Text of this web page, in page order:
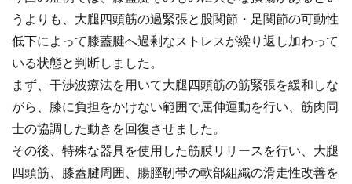
うよりも、大腿四頭筋の過緊張と股関節・足関節の可動性
低下によって膝蓋腱へ過剰なストレスが繰り返し加わって
いる状態と判断しました。
まず、干渉波療法を用いて大腿四頭筋の筋緊張を緩和しな
がら、膝に負担をかけない範囲で屈伸運動を行い、筋肉同
士の協調した動きを回復させました。
その後、特殊な器具を使用した筋膜リリースを行い、大腿
四頭筋、膝蓋腱周囲、腸脛靭帯の軟部組織の滑走性改善を